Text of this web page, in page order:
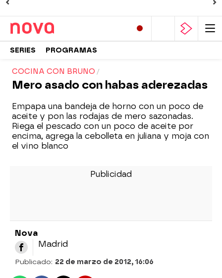
SERIES PROGRAMAS
COCINA CON BRUNO
Mero asado con habas aderezadas
Empapa una bandeja de horno con un poco de
aceite y pon las rodajas de mero sazonadas.
Riega el pescado con un poco de aceite por
encima, agrega la cebolleta en juliana y moja con
el vino blanco
Nova
Madrid
Publicado: 22 de marzo de 2012, 16:06